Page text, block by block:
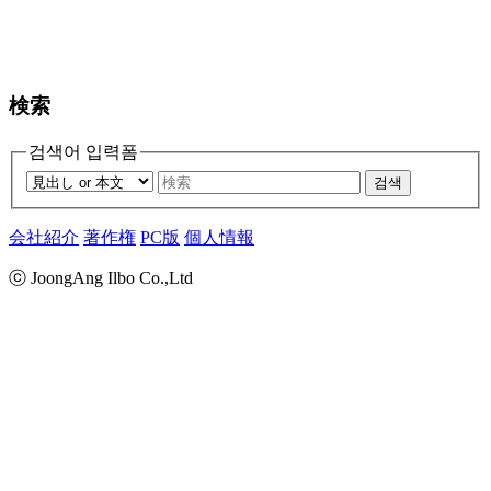
検索
검색어 입력폼
검색
会社紹介 著作権 PC版 個人情報
ⓒ JoongAng Ilbo Co.,Ltd